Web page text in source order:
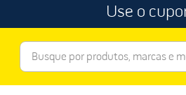
Use o
Busque por produtos, marcas e